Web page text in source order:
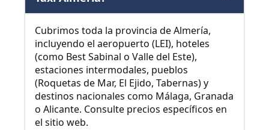
Cubrimos toda la provincia de Almería,
incluyendo el aeropuerto (LEI), hoteles
(como Best Sabinal o Valle del Este),
estaciones intermodales, pueblos
(Roquetas de Mar, El Ejido, Tabernas) y
destinos nacionales como Málaga, Granada
o Alicante. Consulte precios específicos en
el sitio web.